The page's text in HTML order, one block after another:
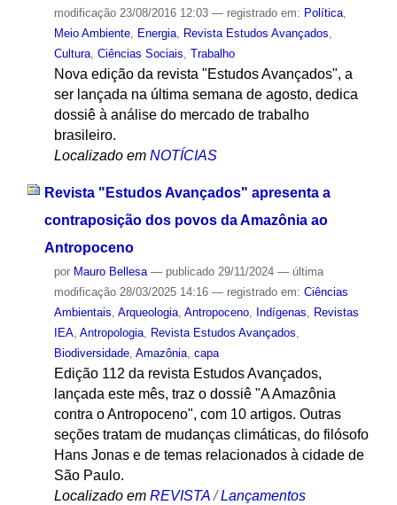
modificação23/08/2016 12:03 — registrado em: Política,
Meio Ambiente, Energia, Revista Estudos Avançados
Cultura, Ciências Sociais Trabalho
Nova edição da revista "Estudos Avançados", a
ser lançada na última semana de agosto, dedica
dossiê à análise do mercado de trabalho
brasileiro.
Localizado em NOTÍCIAS
Revista "Estudos Avançados" apresenta a
contraposição dos povos da Amazônia ao
Antropoceno
por Mauro Bellesa — publicado29/11/2024 — última
modificação28/03/2025 14:16 — registrado em: Ciências
Ambientais, Arqueologia, Antropoceno, Indígenas, Revistas
IEA, Antropologia, Revista Estudos Avançados,
Biodiversidade, Amazônia, capa
Edição 112 da revista Estudos Avançados,
lançada este mês, traz o dossiê "A Amazônia
contra o Antropoceno", com 10 artigos. Outras
seções tratam de mudanças climáticas, do filósofo
Hans Jonas e de temas relacionados à cidade de
São Paulo.
Localizado em REVISTA /Lançamentos